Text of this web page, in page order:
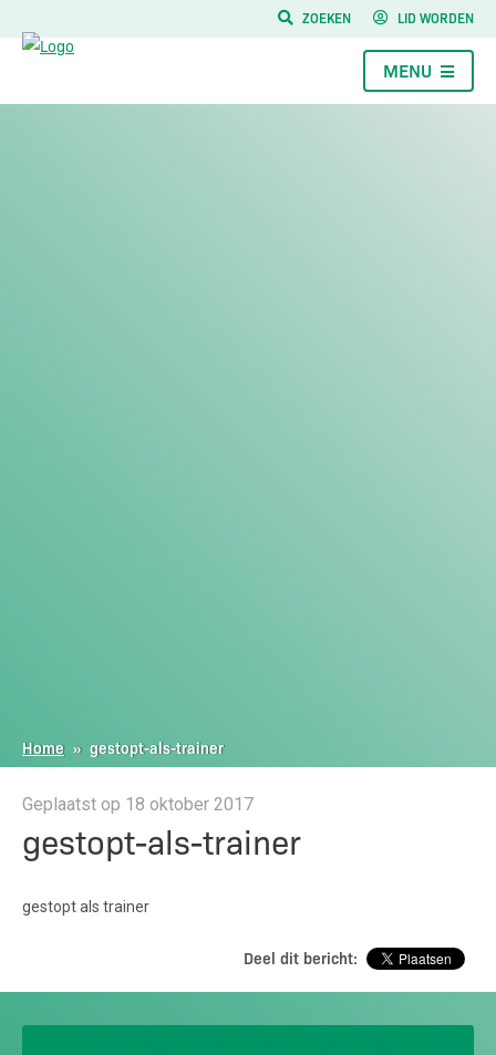
ZOEKEN LID WORDEN
MENU
Home » gestopt-als-trainer
Geplaatst op 18 oktober 2017
gestopt-als-trainer
gestopt als trainer
Deel dit bericht: